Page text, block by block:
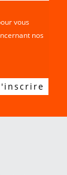
vous
nos